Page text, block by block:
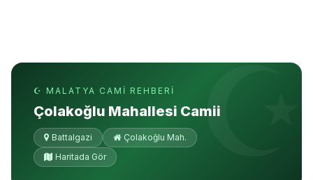
☪ MALATYA CAMI REHBERI
Çolakoğlu Mahallesi Camii
Battalgazi
Çolakoğlu Mah.
Haritada Gör